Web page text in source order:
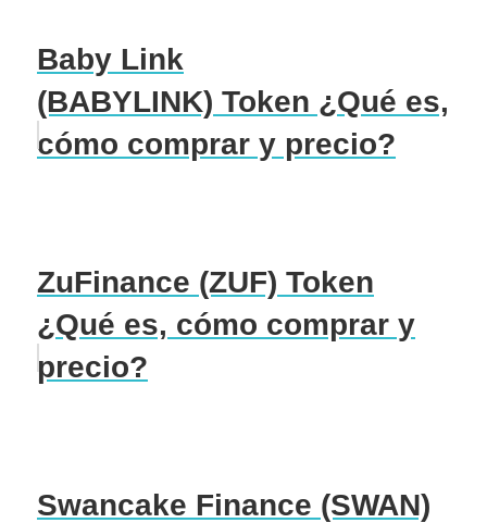
Baby Link
(BABYLINK) Token ¿Qué es,
cómo comprar y precio?
ZuFinance (ZUF) Token
¿Qué es, cómo comprar y
precio?
Swancake Finance (SWAN)